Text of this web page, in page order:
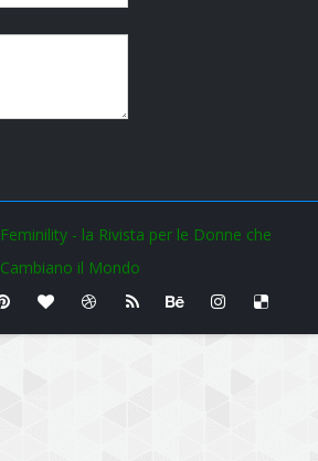
Feminility - la Rivista per le Donne che
Cambiano il Mondo